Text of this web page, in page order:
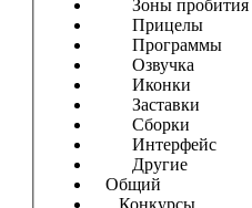
Зоны пробития
Прицелы
Программы
Озвучка
Иконки
Заставки
Сборки
Интерфейс
Другие
Общий
Конкурсы